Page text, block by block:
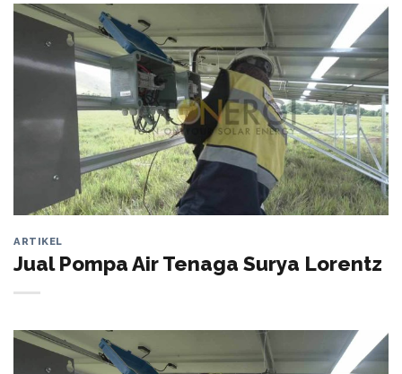
ARTIKEL
Jual Pompa Air Tenaga Surya Lorentz